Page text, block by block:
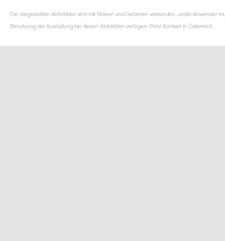
Die dargestellten Aktivitäten sind mit Risiken und Gefahren verbunden. Jeder Anwender
Benutzung der Ausrüstung bei diesen Aktivitäten verfügen. Petzl Kontakt in Österreich